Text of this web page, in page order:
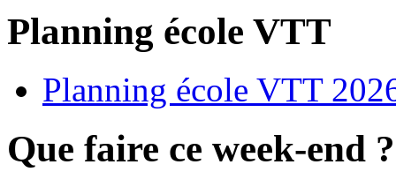
Planning école VTT
Planning école VTT
Que faire ce week-end ?